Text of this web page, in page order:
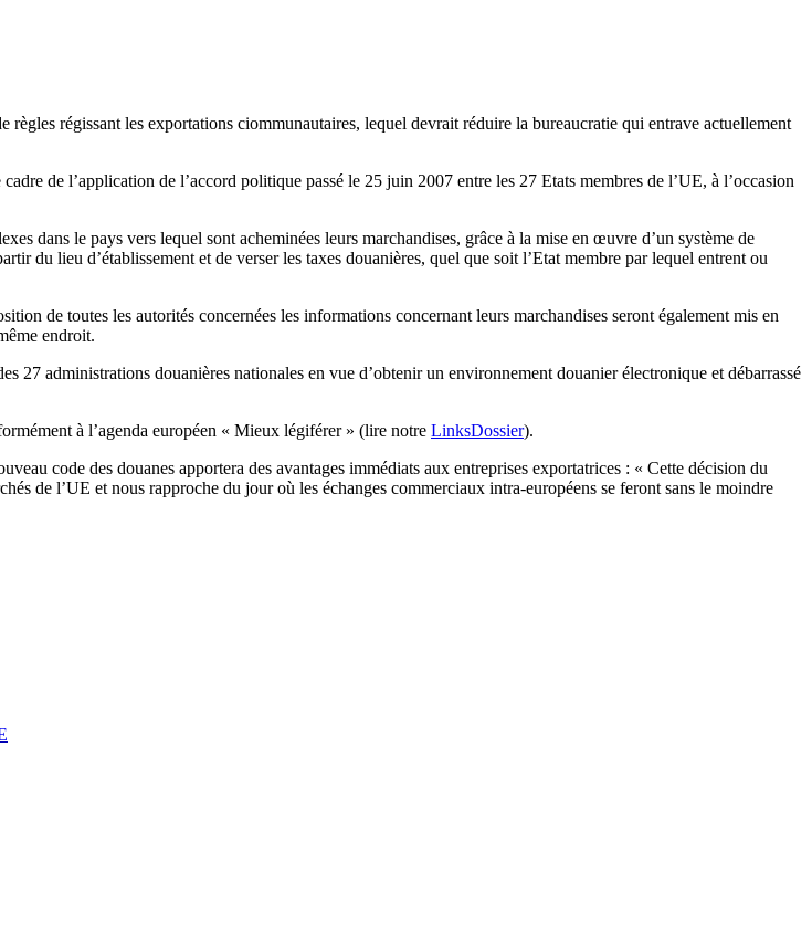
régissant les exportations ciommunautaires, lequel devrait réduire la bureaucratie qui entrave actuellement
de l’application de l’accord politique passé le 25 juin 2007 entre les 27 Etats membres de l’UE, à l’occasion
dans le pays vers lequel sont acheminées leurs marchandises, grâce à la mise en œuvre d’un système de
du lieu d’établissement et de verser les taxes douanières, quel que soit l’Etat membre par lequel entrent ou
de toutes les autorités concernées les informations concernant leurs marchandises seront également mis en
endroit.
27 administrations douanières nationales en vue d’obtenir un environnement douanier électronique et débarrassé
à l’agenda européen « Mieux légiférer » (lire notre LinksDossier).
code des douanes apportera des avantages immédiats aux entreprises exportatrices : « Cette décision du
de l’UE et nous rapproche du jour où les échanges commerciaux intra-européens se feront sans le moindre